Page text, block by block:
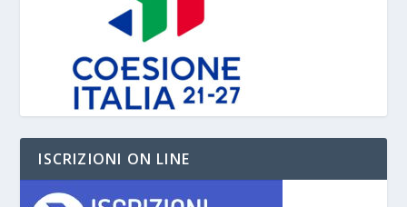
ISCRIZIONI ON LINE